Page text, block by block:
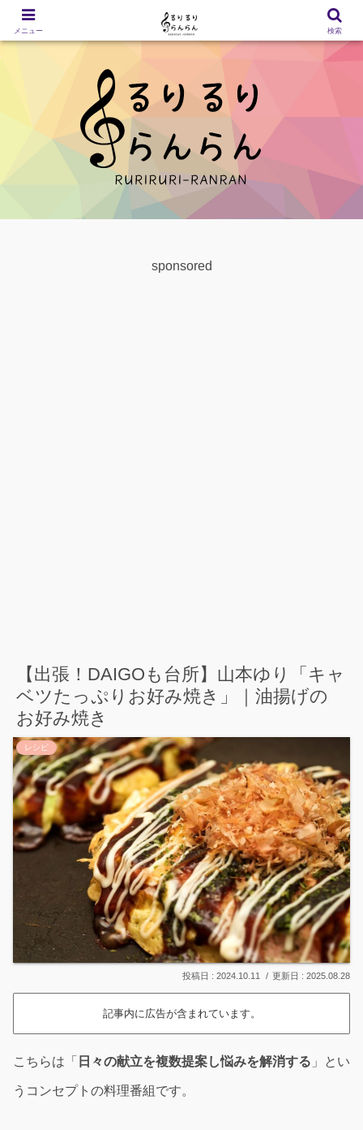
sponsored
【出張！DAIGOも台所】山本ゆり「キャ
ベツたっぷりお好み焼き」｜油揚げの
お好み焼き
レシピ
2024.10.11 2025.08.28
記事内に広告が含まれています。
こちらは「 日々の献立を複数提案し悩みを解消する 」とい
うコンセプトの料理番組です。
メニュー 検索